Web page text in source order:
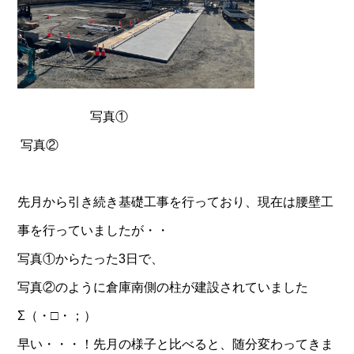
写真①
写真②
先月から引き続き基礎工事を行っており、現在は腰壁工
事を行っていましたが・・
写真①からたった3日で、
写真②のように倉庫南側の柱が建設されていました
Σ（・□・；）
早い・・・！先月の様子と比べると、随分変わってきま